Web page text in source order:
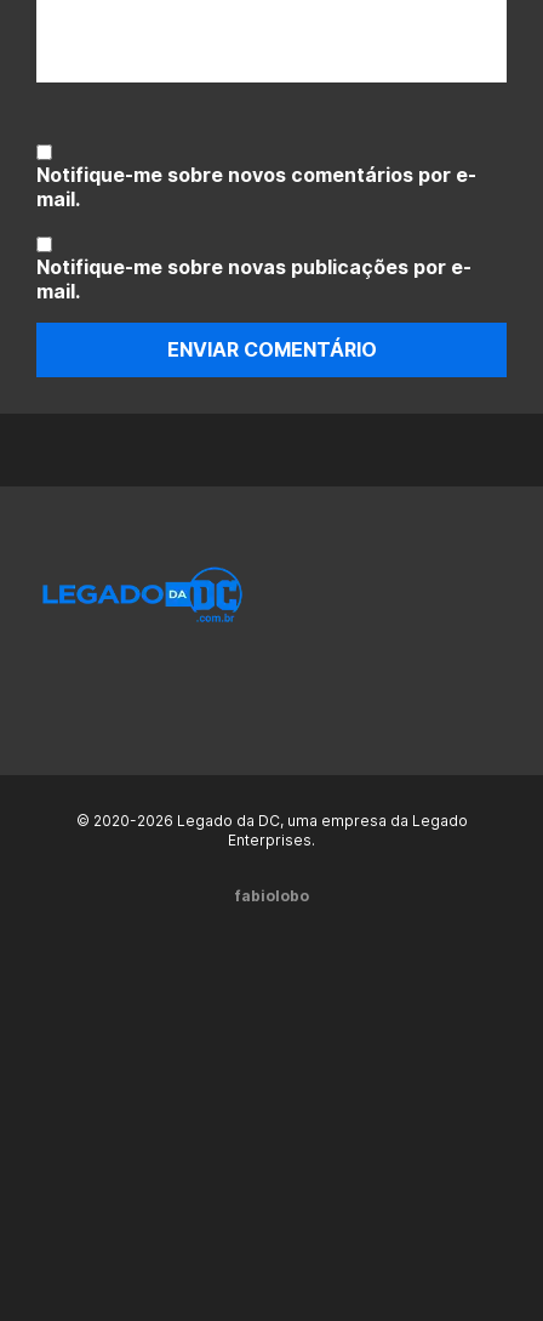
Notifique-me sobre novos comentários por e-
mail.
Notifique-me sobre novas publicações por e-
mail.
ENVIAR COMENTÁRIO
© 2020-2026 Legado da DC, uma empresa da Legado
Enterprises.
fabiolobo